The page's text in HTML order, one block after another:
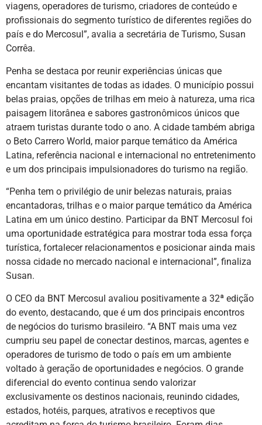
viagens, operadores de turismo, criadores de conteúdo e
profissionais do segmento turístico de diferentes regiões do
país e do Mercosul”, avalia a secretária de Turismo, Susan
Corrêa.
Penha se destaca por reunir experiências únicas que
encantam visitantes de todas as idades. O município possui
belas praias, opções de trilhas em meio à natureza, uma rica
paisagem litorânea e sabores gastronômicos únicos que
atraem turistas durante todo o ano. A cidade também abriga
o Beto Carrero World, maior parque temático da América
Latina, referência nacional e internacional no entretenimento
e um dos principais impulsionadores do turismo na região.
“Penha tem o privilégio de unir belezas naturais, praias
encantadoras, trilhas e o maior parque temático da América
Latina em um único destino. Participar da BNT Mercosul foi
uma oportunidade estratégica para mostrar toda essa força
turística, fortalecer relacionamentos e posicionar ainda mais
nossa cidade no mercado nacional e internacional”, finaliza
Susan.
O CEO da BNT Mercosul avaliou positivamente a 32ª edição
do evento, destacando, que é um dos principais encontros
de negócios do turismo brasileiro. “A BNT mais uma vez
cumpriu seu papel de conectar destinos, marcas, agentes e
operadores de turismo de todo o país em um ambiente
voltado à geração de oportunidades e negócios. O grande
diferencial do evento continua sendo valorizar
exclusivamente os destinos nacionais, reunindo cidades,
estados, hotéis, parques, atrativos e receptivos que